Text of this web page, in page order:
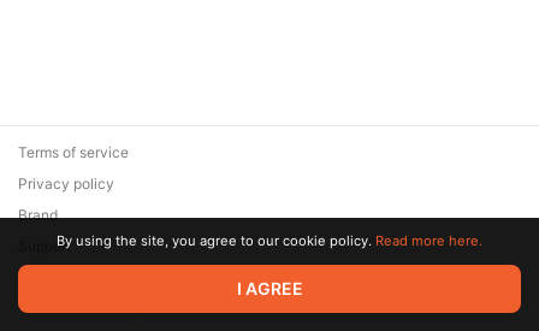
© 2026 Zaya Solutions Limited. All rights reserved. All trademarks
are the property of their respective owners.
Terms of service
Privacy policy
Brand
SupportBy using the site, you agree to our cookie policy. Read more here.
I AGREE